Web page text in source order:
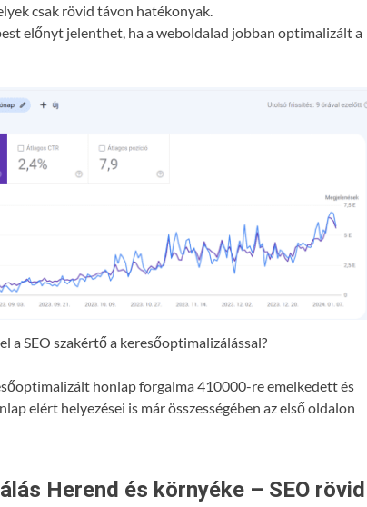
csak rövid távon hatékonyak.
előnyt jelenthet, ha a weboldalad jobban optimalizált a
a SEO szakértő a keresőoptimalizálással?
honlap forgalma 410000-re emelkedett és
elért helyezései is már összességében az első oldalon
Herend és környéke – SEO rövid